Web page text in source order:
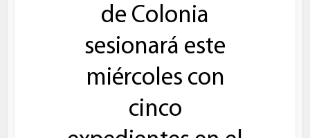
de Colonia
sesionará este
miércoles con
cinco